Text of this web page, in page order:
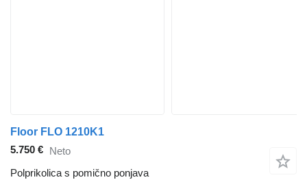
Floor FLO 1210K1
5.750 € Neto
Polprikolica s pomično ponjava